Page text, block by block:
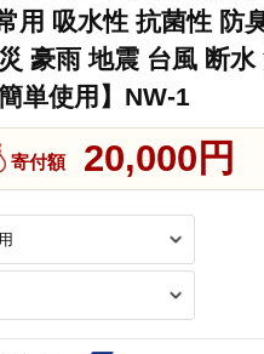
用 吸水性 抗菌性 防
豪雨 地震 台風 断水
単使用】NW-1
寄付額 20,000円